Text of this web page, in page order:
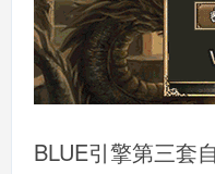
BLUE引擎第三套